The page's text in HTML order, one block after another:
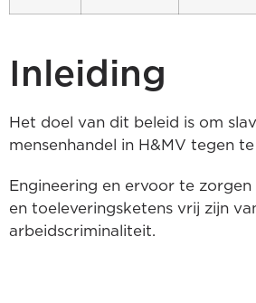
Inleiding
Het doel van dit beleid is om
mensenhandel in H&MV tegen te
Engineering en ervoor te
en toeleveringsketens vrij zijn
arbeidscriminaliteit.